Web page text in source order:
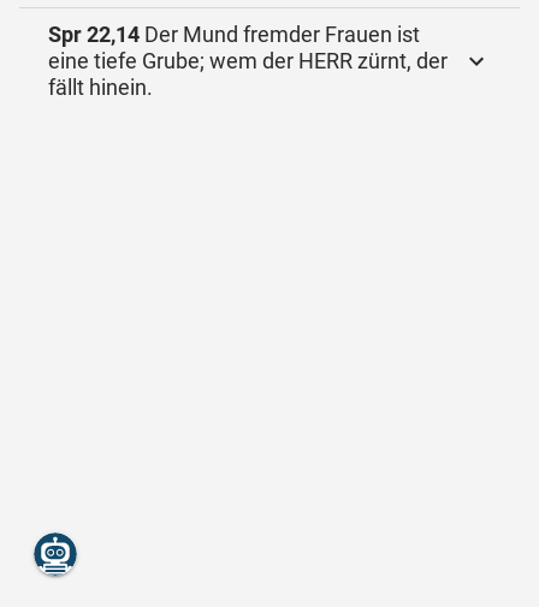
Spr 22,14 Der Mund fremder Frauen ist
eine tiefe Grube; wem der HERR zürnt, der
fällt hinein.